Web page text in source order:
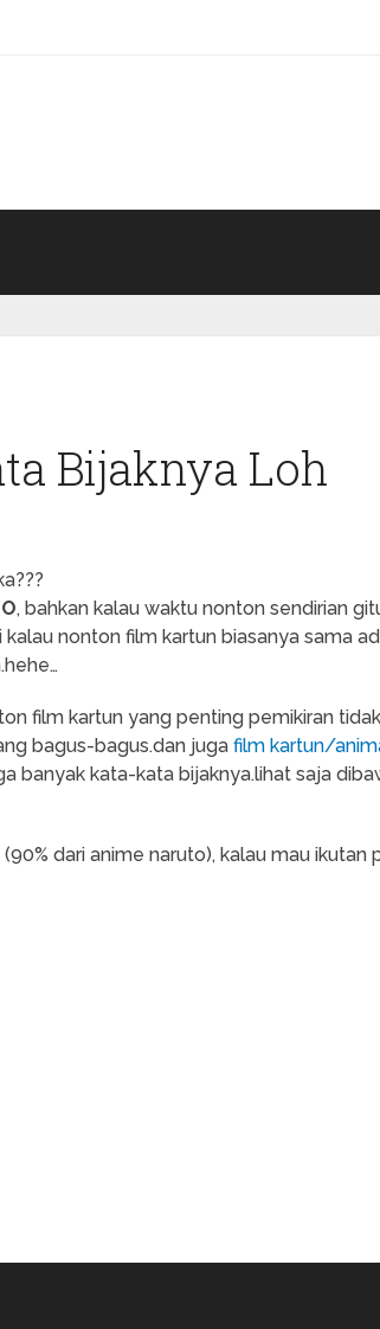
Bijaknya Loh
, bahkan kalau waktu nonton sendirian
kalau nonton film kartun biasanya sama
film kartun yang penting pemikiran
bagus-bagus.dan jugafilm kartun/
banyak kata-kata bijaknya.lihat saja
(90% dari anime naruto), kalau mau